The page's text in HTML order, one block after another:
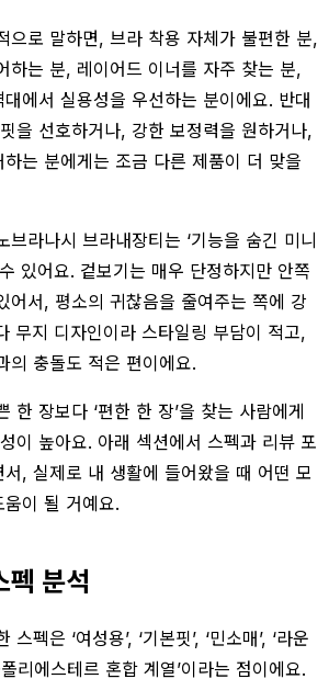
으로 말하면, 브라 착용 자체가 불편한 분,
하는 분, 레이어드 이너를 자주 찾는 분,
에서 실용성을 우선하는 분이에요. 반대
을 선호하거나, 강한 보정력을 원하거나,
는 분에게는 조금 다른 제품이 더 맞을
브라나시 브라내장티는 ‘기능을 숨긴 미니
있어요. 겉보기는 매우 단정하지만 안쪽
어서, 평소의 귀찮음을 줄여주는 쪽에 강
무지 디자인이라 스타일링 부담이 적고,
의 충돌도 적은 편이에요.
한 장보다 ‘편한 한 장’을 찾는 사람에게
이 높아요. 아래 섹션에서 스펙과 리뷰 포
, 실제로 내 생활에 들어왔을 때 어떤 모
이 될 거예요.
펙 분석
펙은 ‘여성용’, ‘기본핏’, ‘민소매’, ‘라운
폴리에스테르 혼합 계열’이라는 점이에요.